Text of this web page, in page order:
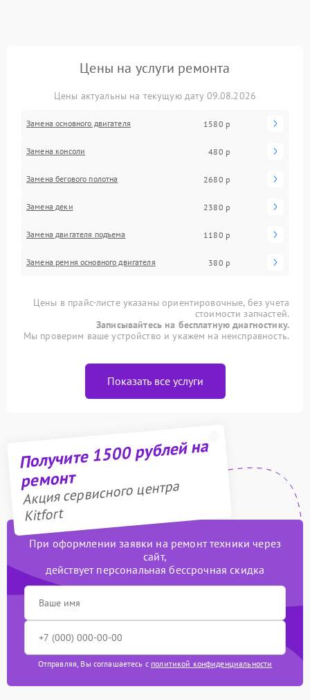
Цены на услуги ремонта
Цены актуальны на текущую дату 09.08.2026
Замена основного двигателя 1580 р
Замена консоли 480 р
Замена бегового полотна 2680 р
Замена деки 2380 р
Замена двигателя подъема 1180 р
Замена ремня основного двигателя 380 р
Цены в прайс-листе указаны ориентировочные, без учета
стоимости запчастей.
Записывайтесь на бесплатную диагностику.
Мы проверим ваше устройство и укажем на неисправность.
Показать все услуги
Получите 1500 рублей на
ремонт
Акция сервисного центра
Kitfort
При оформлении заявки на ремонт техники через
сайт,
действует персональная бессрочная скидка
Отправляя, Вы соглашаетесь с политикой конфиденциальности